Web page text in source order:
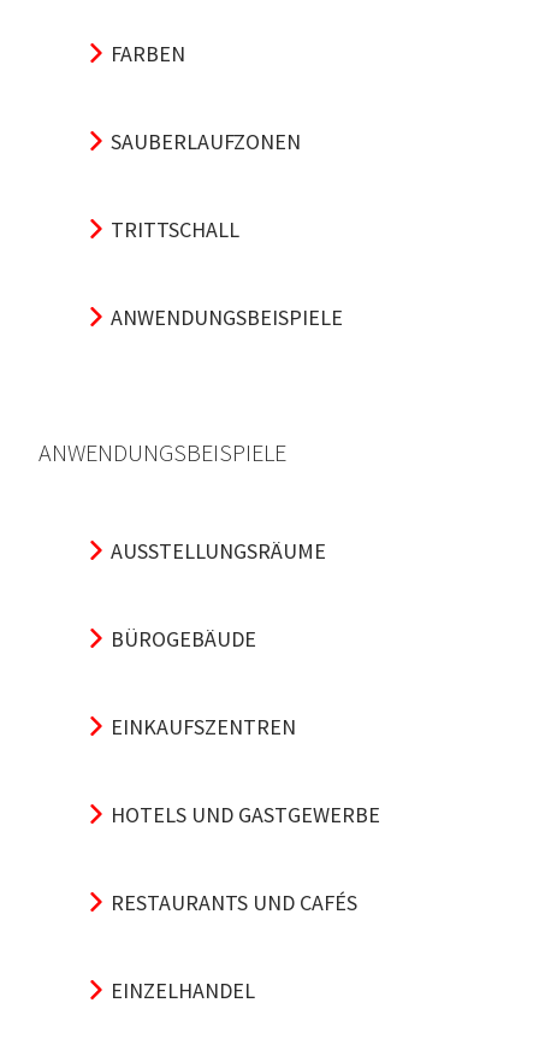
FARBEN
SAUBERLAUFZONEN
TRITTSCHALL
ANWENDUNGSBEISPIELE
ANWENDUNGSBEISPIELE
AUSSTELLUNGSRÄUME
BÜROGEBÄUDE
EINKAUFSZENTREN
HOTELS UND GASTGEWERBE
RESTAURANTS UND CAFÉS
EINZELHANDEL